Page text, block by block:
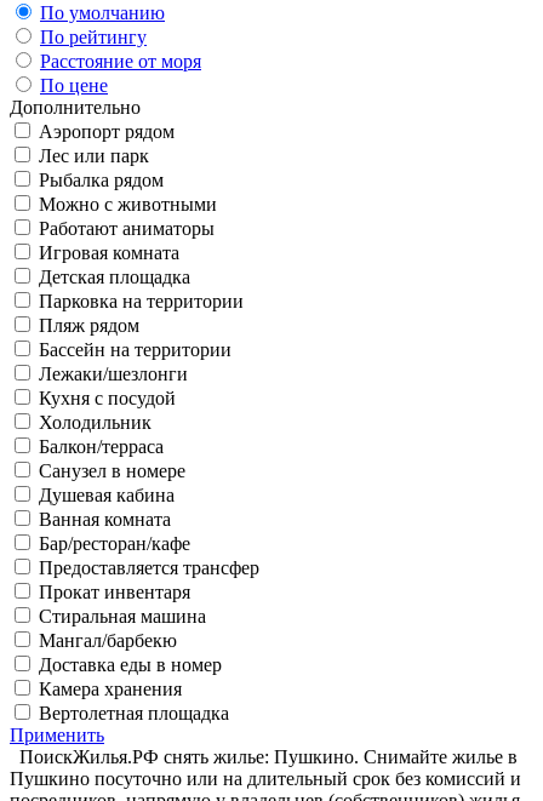
По умолчанию
По рейтингу
Расстояние от моря
По цене
Дополнительно
Аэропорт рядом
Лес или парк
Рыбалка рядом
Можно с животными
Работают аниматоры
Игровая комната
Детская площадка
Парковка на территории
Пляж рядом
Бассейн на территории
Лежаки/шезлонги
Кухня с посудой
Холодильник
Балкон/терраса
Санузел в номере
Душевая кабина
Ванная комната
Бар/ресторан/кафе
Предоставляется трансфер
Прокат инвентаря
Стиральная машина
Мангал/барбекю
Доставка еды в номер
Камера хранения
Вертолетная площадка
Применить
ПоискЖилья.РФ снять жилье: Пушкино. Снимайте жилье в
Пушкино посуточно или на длительный срок без комиссий и